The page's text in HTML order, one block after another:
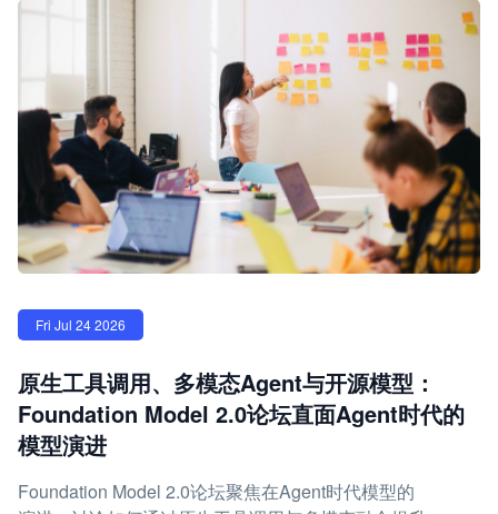
Fri Jul 24 2026
原生工具调用、多模态Agent与开源模型：
Foundation Model 2.0论坛直面Agent时代的
模型演进
Foundation Model 2.0论坛聚焦在Agent时代模型的